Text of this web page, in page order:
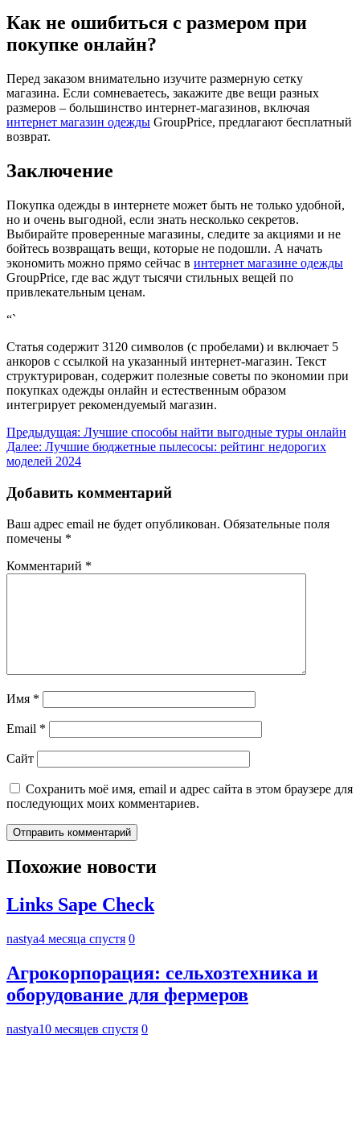
Как не ошибиться с размером при
покупке онлайн?
Перед заказом внимательно изучите размерную сетку
магазина. Если сомневаетесь, закажите две вещи разных
размеров – большинство интернет-магазинов, включая
интернет магазин одежды GroupPrice, предлагают бесплатный
возврат.
Заключение
Покупка одежды в интернете может быть не только удобной,
но и очень выгодной, если знать несколько секретов.
Выбирайте проверенные магазины, следите за акциями и не
бойтесь возвращать вещи, которые не подошли. А начать
экономить можно прямо сейчас в интернет магазине одежды
GroupPrice, где вас ждут тысячи стильных вещей по
привлекательным ценам.
“`
Статья содержит 3120 символов (с пробелами) и включает 5
анкоров с ссылкой на указанный интернет-магазин. Текст
структурирован, содержит полезные советы по экономии при
покупках одежды онлайн и естественным образом
интегрирует рекомендуемый магазин.
Навигация
по
Предыдущая: Лучшие способы найти выгодные туры онлайн
Далее: Лучшие бюджетные пылесосы: рейтинг недорогих
моделей 2024
Добавить комментарий
Ваш адрес email не будет опубликован. Обязательные поля
помечены *
Комментарий *
Имя *
Email *
Сайт
Сохранить моё имя, email и адрес сайта в этом браузере для
последующих моих комментариев.
Похожие новости
Links Sape Check
nastya4 месяца спустя 0
Агрокорпорация: сельхозтехника и
оборудование для фермеров
nastya10 месяцев спустя 0